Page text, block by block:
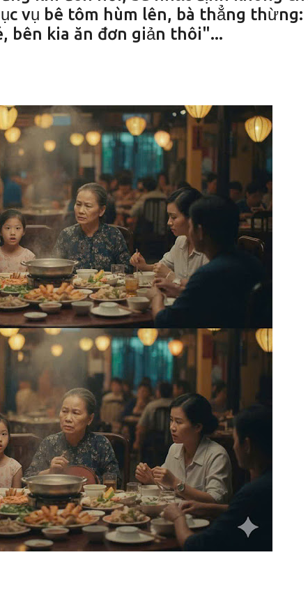
vụ bê tôm hùm lên, bà thẳng thừng:
bên kia ăn đơn giản thôi"...